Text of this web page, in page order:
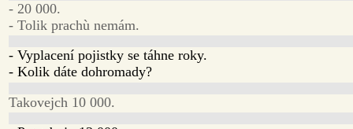
- 20 000.
- Tolik prachù nemám.
- Vyplacení pojistky se táhne roky.
- Kolik dáte dohromady?
Takovejch 10 000.